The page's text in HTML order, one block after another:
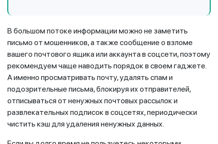
В большом потоке информации можно не заметить
письмо от мошенников, а также сообщение о взломе
вашего почтового ящика или аккаунта в соцсети, поэтому
рекомендуем чаще наводить порядок в своем гаджете.
А именно просматривать почту, удалять спам и
подозрительные письма, блокируя их отправителей,
отписываться от ненужных почтовых рассылок и
развлекательных подписок в соцсетях, периодически
чистить кэш для удаления ненужных данных.